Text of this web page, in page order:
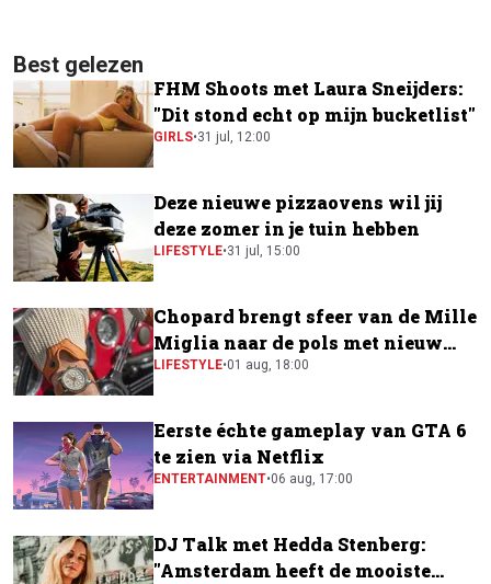
Best gelezen
FHM Shoots met Laura Sneijders:
"Dit stond echt op mijn bucketlist"
GIRLS•31 jul, 12:00
Deze nieuwe pizzaovens wil jij
deze zomer in je tuin hebben
LIFESTYLE•31 jul, 15:00
Chopard brengt sfeer van de Mille
Miglia naar de pols met nieuw
horloge
LIFESTYLE•01 aug, 18:00
Eerste échte gameplay van GTA 6
te zien via Netflix
ENTERTAINMENT•06 aug, 17:00
DJ Talk met Hedda Stenberg:
"Amsterdam heeft de mooiste